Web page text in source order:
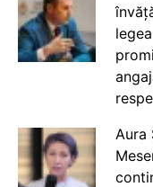
Aura